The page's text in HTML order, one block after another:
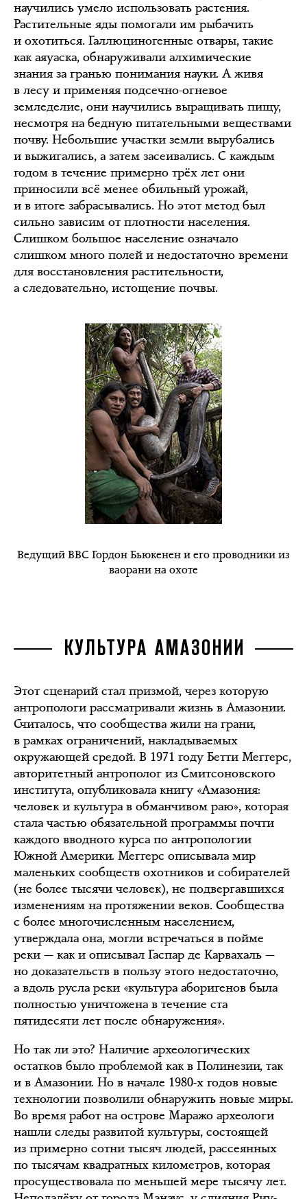
научились умело использовать растения.
Растительные яды помогали им рыбачить
и охотиться. Галлюциногенные отвары, такие
как аяуаска, обнаруживали алхимические
знания за гранью понимания науки. А живя
в лесу и применяя подсечно-огневое
земледелие, они научились выращивать пищу,
несмотря на бедную питательными веществами
почву. Небольшие участки земли вырубались
и выжигались, а затем засеивались. С каждым
годом в течение примерно трёх лет они
приносили всё менее обильный урожай,
и в итоге забрасывались. Но этот метод был
сильно зависим от плотности населения.
Слишком большое население означало
слишком много полей и недостаточно времени
для восстановления растительности,
а следовательно, истощение почвы.
Ведущий ВВС Гордон Бьюкенен и его проводники из
ваорани на охоте
КУЛЬТУРА АМАЗОНИИ
Этот сценарий стал призмой, через которую
антропологи рассматривали жизнь в Амазонии.
Считалось, что сообщества жили на грани,
в рамках ограничений, накладываемых
окружающей средой. В 1971 году Бетти Меггерс,
авторитетный антрополог из Смитсоновского
института, опубликовала книгу «Амазония:
человек и культура в обманчивом раю», которая
стала частью обязательной программы почти
каждого вводного курса по антропологии
Южной Америки. Меггерс описывала мир
маленьких сообществ охотников и собирателей
(не более тысячи человек), не подвергавшихся
изменениям на протяжении веков. Сообщества
с более многочисленным населением,
утверждала она, могли встречаться в пойме
реки — как и описывал Гаспар де Карвахаль —
но доказательств в пользу этого недостаточно,
а вдоль русла реки «культура аборигенов была
полностью уничтожена в течение ста
пятидесяти лет после обнаружения».
Но так ли это? Наличие археологических
остатков было проблемой как в Полинезии, так
и в Амазонии. Но в начале 1980-х годов новые
технологии позволили обнаружить новые миры.
Во время работ на острове Маражо археологи
нашли следы развитой культуры, состоящей
из примерно сотни тысяч людей, рассеянных
по тысячам квадратных километров, которая
просуществовала по меньшей мере тысячу лет.